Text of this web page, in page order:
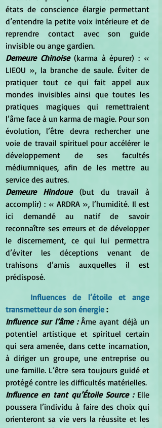
états de conscience élargie permettant
d’entendre la petite voix intérieure et de
reprendre contact avec son guide
invisible ou ange gardien.
Demeure Chinoise (karma à épurer) : «
LIEOU », la branche de saule. Éviter de
pratiquer tout ce qui fait appel aux
mondes invisibles ainsi que toutes les
pratiques magiques qui remettraient
l’âme face à un karma de magie. Pour son
évolution, l’être devra rechercher une
voie de travail spirituel pour accélérer le
développement de ses facultés
médiumniques, afin de les mettre au
service des autres.
Demeure Hindoue (but du travail à
accomplir) : « ARDRA », l’humidité. Il est
ici demandé au natif de savoir
reconnaître ses erreurs et de développer
le discernement, ce qui lui permettra
d’éviter les déceptions venant de
trahisons d’amis auxquelles il est
prédisposé.
Influences de l’étoile et ange
transmetteur de son énergie :
Influence sur l’âme : Âme ayant déjà un
potentiel artistique et spirituel certain
qui sera amenée, dans cette incarnation,
à diriger un groupe, une entreprise ou
une famille. L’être sera toujours guidé et
protégé contre les difficultés matérielles.
Influence en tant qu’Étoile Source : Elle
poussera l’individu à faire des choix qui
orienteront sa vie vers la réussite et les